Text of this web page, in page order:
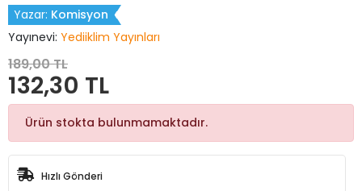
Yazar: Komisyon
Yayınevi: Yediiklim Yayınları
189,00 TL
132,30 TL
Ürün stokta bulunmamaktadır.
Hızlı Gönderi